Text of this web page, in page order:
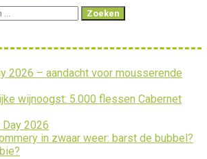
2026 – aandacht voor mousserende
wijnoogst: 5.000 flessen Cabernet
2026
in zwaar weer: barst de bubbel?